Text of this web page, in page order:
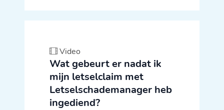
Video
Wat gebeurt er nadat ik
mijn letselclaim met
Letselschademanager heb
ingediend?